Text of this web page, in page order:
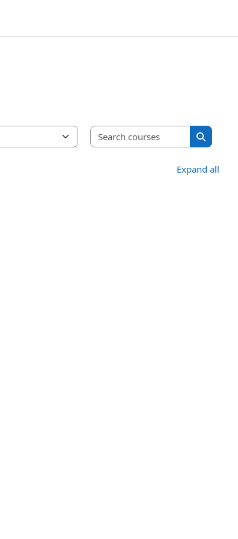
Search
Search
Expand all